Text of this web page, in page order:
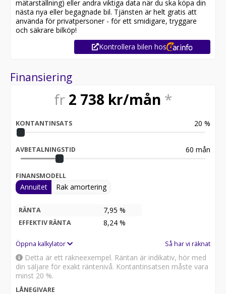
mätarställning) eller andra viktiga data när du ska köpa din
nästa nya eller begagnade bil. Tjänsten är helt gratis att
använda för privatpersoner - för ett smidigare, tryggare
och säkrare bilköp!
Kontrollera bilen hos
Finansiering
fr 2 738 kr/mån *
KONTANTINSATS 20 %
AVBETALNINGSTID 60 mån
FINANSMODELL
Annuitet Rak amortering
RÄNTA 7,95 %
EFFEKTIV RÄNTA 8,24 %
Öppna kalkylator Så har vi räknat
Detta är ett räkneexempel. Räntan är indikativ, hör med
din säljare för exakt räntenivå. Kontantinsatsen måste vara
minst 20 %.
LÅNEGIVARE